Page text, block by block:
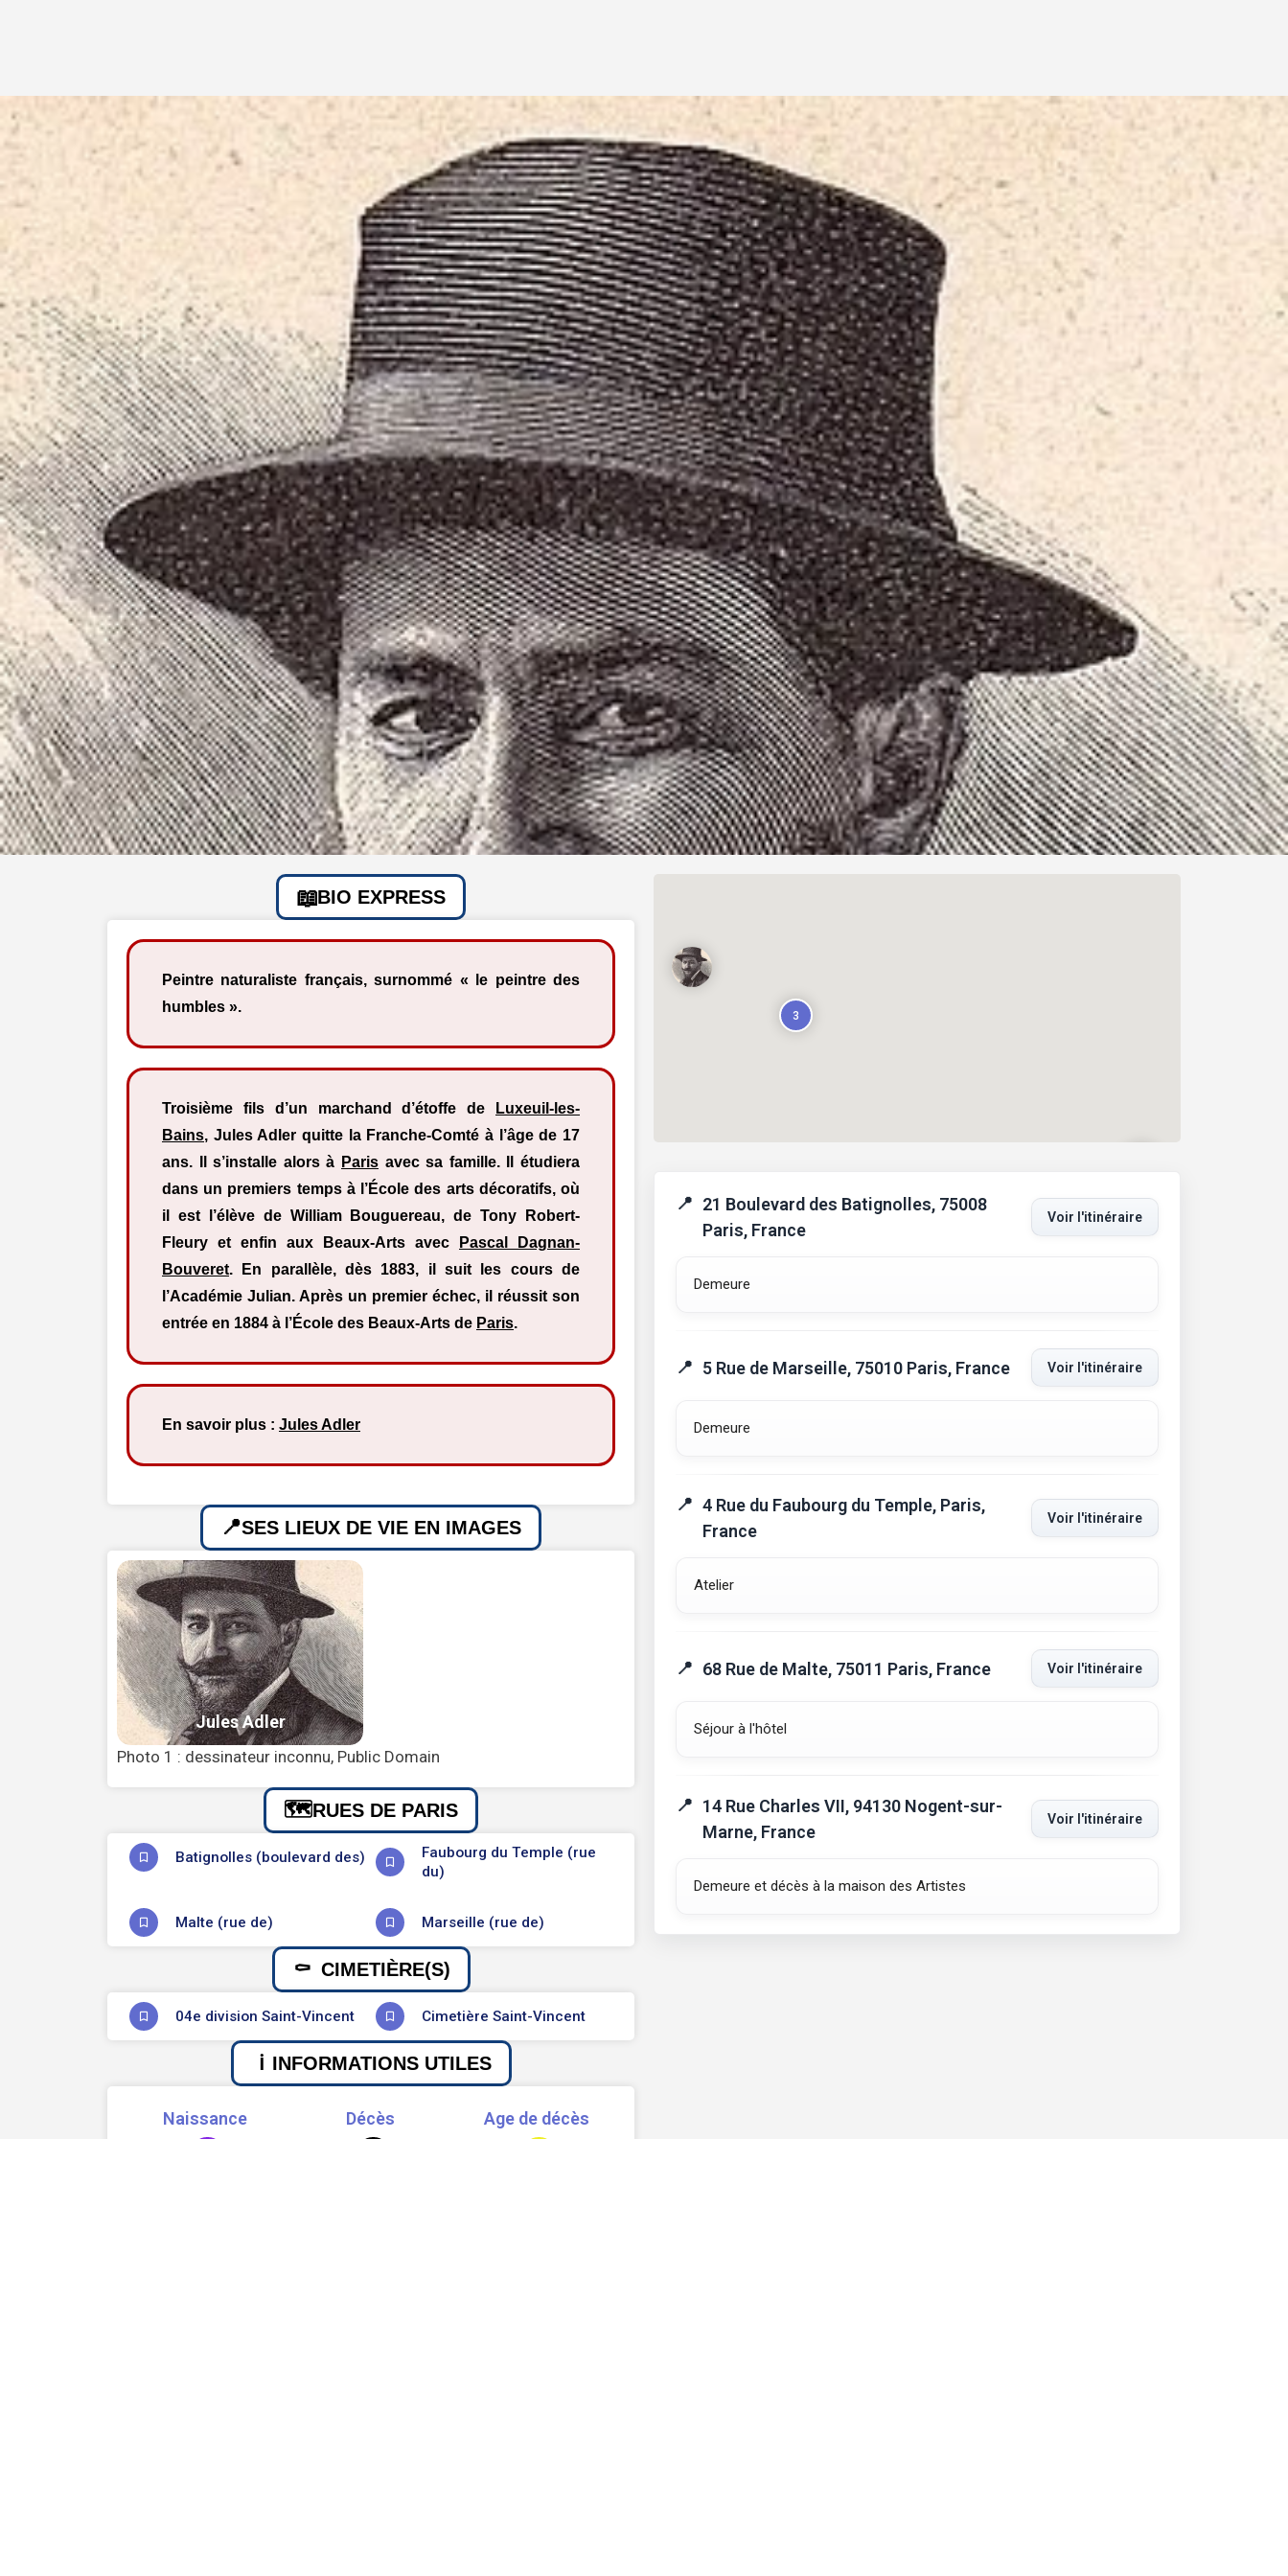
BIO EXPRESS
Peintre naturaliste français, surnommé « le peintre des
humbles ».
Troisième fils d’un marchand d’étoffe de
Luxeuil-les-
Bains, Jules Adler quitte la Franche-Comté à l’âge de 17
ans. Il s’installe alors à Paris avec sa famille. Il étudiera
dans un premiers temps à l’École des arts décoratifs, où
il est l’élève de William Bouguereau, de Tony Robert-
Fleury et enfin aux Beaux-Arts avec
Pascal Dagnan-
Bouveret. En parallèle, dès 1883, il suit les cours de
l’Académie Julian. Après un premier échec, il réussit son
entrée en 1884 à l’École des Beaux-Arts de Paris.
En savoir plus : Jules Adler
SES LIEUX DE VIE EN IMAGES
Photo 1 : dessinateur inconnu, Public Domain
RUES DE PARIS
Batignolles (boulevard des)
Faubourg du Temple (rue
du)
Malte (rue de) Marseille (rue de)
CIMETIÈRE(S)
04e division Saint-Vincent Cimetière Saint-Vincent
INFORMATIONS UTILES
Naissance Décès Age de décès
3
21 Boulevard des Batignolles, 75008
Paris, France
Voir l'itinéraire
Demeure
5 Rue de Marseille, 75010 Paris, France Voir l'itinéraire
Demeure
4 Rue du Faubourg du Temple, Paris,
France
Voir l'itinéraire
Atelier
68 Rue de Malte, 75011 Paris, France Voir l'itinéraire
Séjour à l'hôtel
14 Rue Charles VII, 94130 Nogent-sur-
Marne, France
Voir l'itinéraire
Demeure et décès à la maison des Artistes